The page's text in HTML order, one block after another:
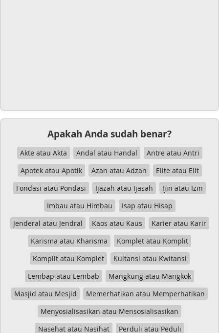
Apakah Anda sudah benar?
Akte atau Akta Andal atau Handal
Antre atau Antri
Apotek atau Apotik
Azan atau Adzan
Elite atau Elit
Fondasi atau Pondasi
Ijazah atau Ijasah
Ijin atau Izin
Imbau atau Himbau
Isap atau Hisap
Jenderal atau Jendral
Kaos atau Kaus
Karier atau Karir
Karisma atau Kharisma
Komplet atau Komplit
Komplit atau Komplet
Kuitansi atau Kwitansi
Lembap atau Lembab
Mangkung atau Mangkok
Masjid atau Mesjid
Memerhatikan atau Memperhatikan
Menyosialisasikan atau Mensosialisasikan
Nasehat atau Nasihat
Perduli atau Peduli